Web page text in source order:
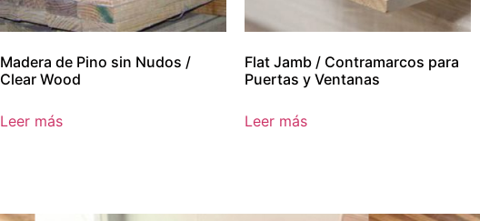
Madera de Pino sin Nudos /
Clear Wood
Leer más
Flat Jamb / Contramarcos para
Puertas y Ventanas
Leer más